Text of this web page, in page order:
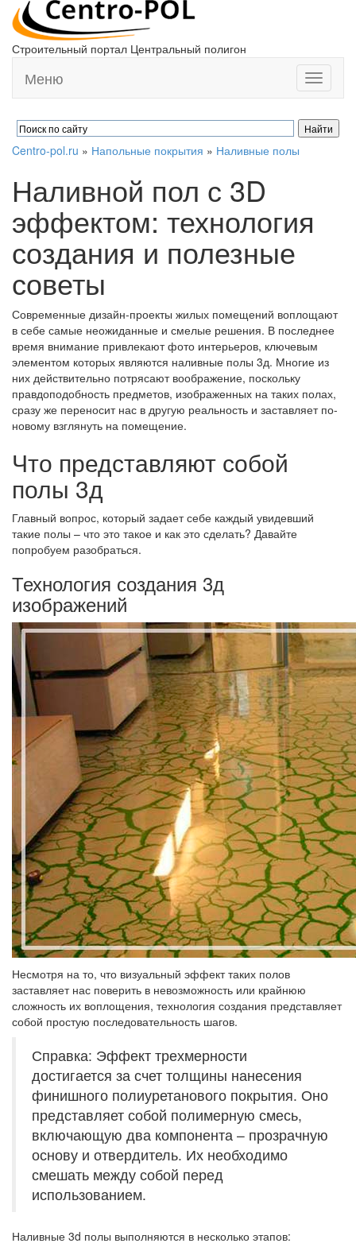
Строительный портал Центральный полигон
Toggle
Меню
Centro-pol.ru » Напольные покрытия » Наливные полы
Наливной пол с 3D
эффектом: технология
создания и полезные
советы
Современные дизайн-проекты жилых помещений воплощают
в себе самые неожиданные и смелые решения. В последнее
время внимание привлекают фото интерьеров, ключевым
элементом которых являются наливные полы 3д. Многие из
них действительно потрясают воображение, поскольку
правдоподобность предметов, изображенных на таких полах,
сразу же переносит нас в другую реальность и заставляет по-
новому взглянуть на помещение.
Что представляют собой
полы 3д
Главный вопрос, который задает себе каждый увидевший
такие полы – что это такое и как это сделать? Давайте
попробуем разобраться.
Технология создания 3д
изображений
Несмотря на то, что визуальный эффект таких полов
заставляет нас поверить в невозможность или крайнюю
сложность их воплощения, технология создания представляет
собой простую последовательность шагов.
Справка: Эффект трехмерности
достигается за счет толщины нанесения
финишного полиуретанового покрытия. Оно
представляет собой полимерную смесь,
включающую два компонента – прозрачную
основу и отвердитель. Их необходимо
смешать между собой перед
использованием.
Наливные 3d полы выполняются в несколько этапов: